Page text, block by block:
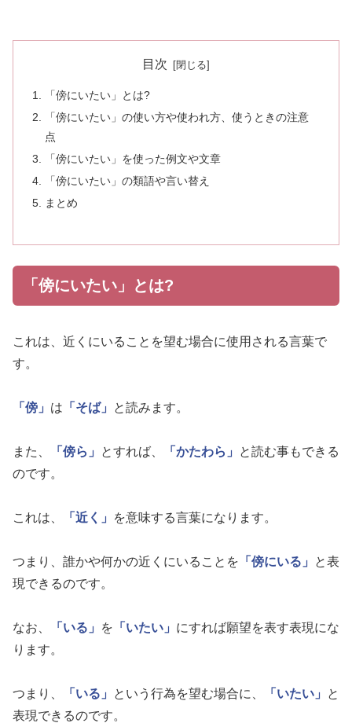
目次
「傍にいたい」とは?
「傍にいたい」の使い方や使われ方、使うときの注意
点
「傍にいたい」を使った例文や文章
「傍にいたい」の類語や言い替え
まとめ
「傍にいたい」とは?
これは、近くにいることを望む場合に使用される言葉で
す。
「傍」 は 「そば」 と読みます。
また、 「傍ら」 とすれば、 「かたわら」
と読む事もできる
のです。
これは、 「近く」 を意味する言葉になります。
つまり、誰かや何かの近くにいることを 「傍にいる」
と表
現できるのです。
なお、 「いる」 を 「いたい」 にすれば願望を表す表現にな
ります。
つまり、 「いる」 という行為を望む場合に、 「いたい」
と
表現できるのです。